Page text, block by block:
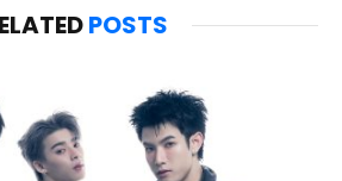
POSTS